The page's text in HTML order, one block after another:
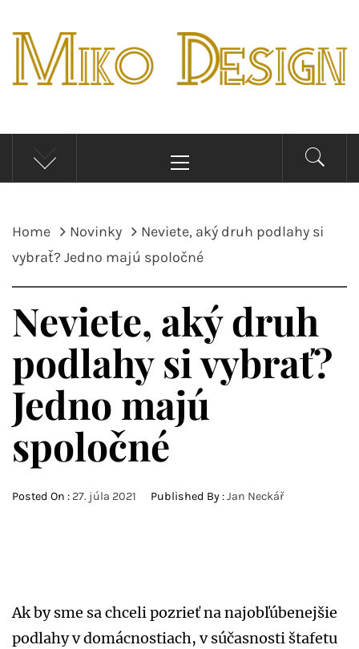
to
content
MIKO DESIGN
Novinky, tipy a inšpirácie pre bývaní
Menu
Home Novinky
Neviete, aký druh podlahy si
vybrať? Jedno majú spoločné
Neviete, aký druh
podlahy si vybrať?
Jedno majú
spoločné
Posted On : 27. júla 2021 Published By :Jan Neckář
Ak by sme sa chceli pozrieť na najobľúbenejšie
podlahy v domácnostiach, v súčasnosti štafetu